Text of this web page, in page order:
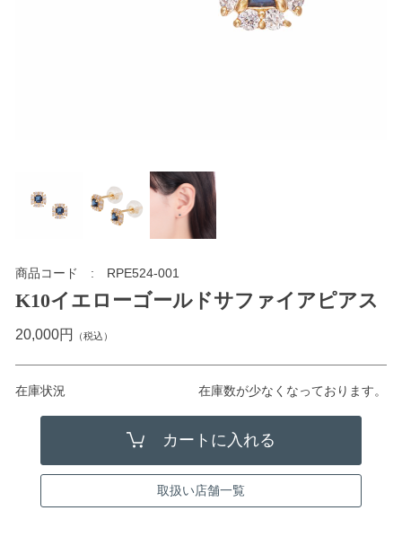
商品コード RPE524-001
K10イエローゴールドサファイアピアス
20,000円 （税込）
在庫状況 在庫数が少なくなっております。
取扱い店舗一覧